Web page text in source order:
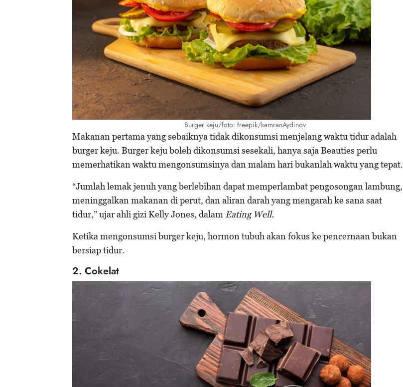
Burger keju/foto: freepik/kamranAydinov
Makanan pertama yang sebaiknya tidak dikonsumsi menjelang waktu tidur adalah
burger keju. Burger keju boleh dikonsumsi sesekali, hanya saja Beauties perlu
memerhatikan waktu mengonsumsinya dan malam hari bukanlah waktu yang tepat.
“Jumlah lemak jenuh yang berlebihan dapat memperlambat pengosongan lambung,
meninggalkan makanan di perut, dan aliran darah yang mengarah ke sana saat
tidur,” ujar ahli gizi Kelly Jones, dalamEating Well.
Ketika mengonsumsi burger keju, hormon tubuh akan fokus ke pencernaan bukan
bersiap tidur.
2. Cokelat